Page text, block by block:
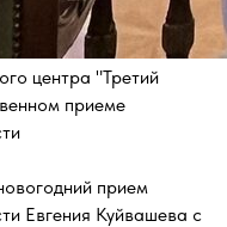
центра "Третий
приеме
прием
Евгения Куйвашева с